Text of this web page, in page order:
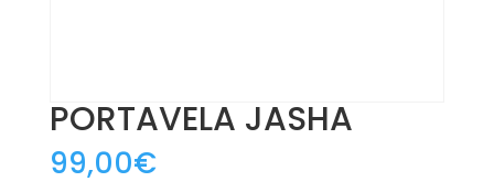
PORTAVELA JASHA
99,00€